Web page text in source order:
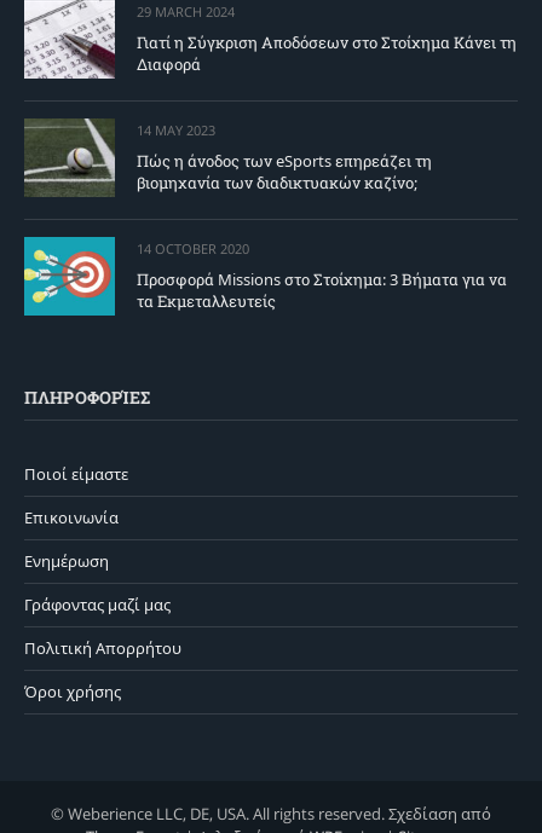
29 MARCH 2024
Γιατί η Σύγκριση Αποδόσεων στο Στοίχημα Κάνει τη
Διαφορά
14 MAY 2023
Πώς η άνοδος των eSports επηρεάζει τη
βιομηχανία των διαδικτυακών καζίνο;
14 OCTOBER 2020
Προσφορά Missions στο Στοίχημα: 3 Βήματα για να
τα Εκμεταλλευτείς
ΠΛΗΡΟΦΟΡΊΕΣ
Ποιοί είμαστε
Επικοινωνία
Ενημέρωση
Γράφοντας μαζί μας
Πολιτική Απορρήτου
Όροι χρήσης
© Weberience LLC, DE, USA. All rights reserved. Σχεδίαση από